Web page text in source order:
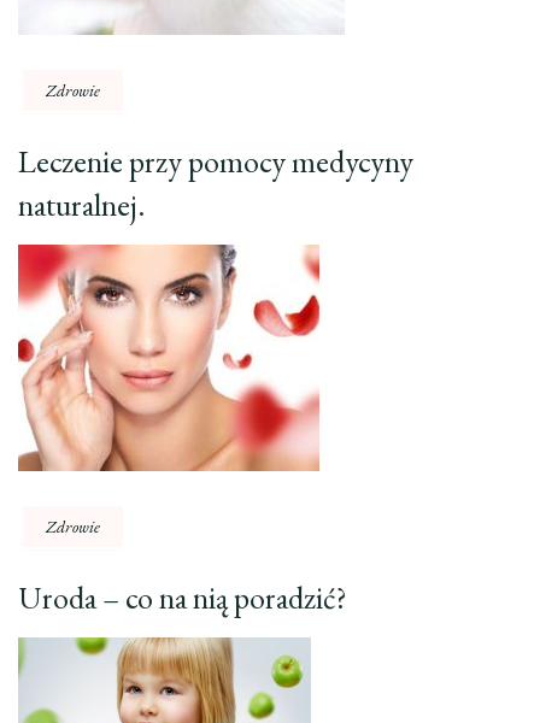
Zdrowie
Leczenie przy pomocy medycyny
naturalnej.
Zdrowie
Uroda – co na nią poradzić?